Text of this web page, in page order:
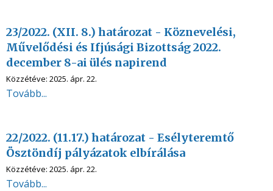
23/2022. (XII. 8.) határozat - Köznevelési,
Művelődési és Ifjúsági Bizottság 2022.
december 8-ai ülés napirend
Közzétéve: 2025. ápr. 22.
Tovább...
22/2022. (11.17.) határozat - Esélyteremtő
Ösztöndíj pályázatok elbírálása
Közzétéve: 2025. ápr. 22.
Tovább...